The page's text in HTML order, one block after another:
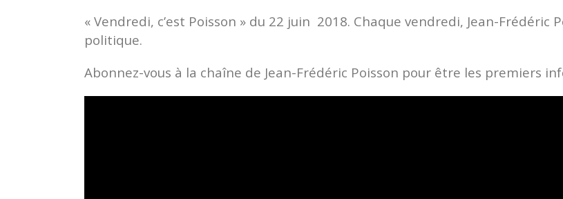
« Vendredi, c’est Poisson » du 22 juin 2018. Chaque vendredi, Jean-Frédéric
politique.
Abonnez-vous à la chaîne de Jean-Frédéric Poisson pour être les premiers